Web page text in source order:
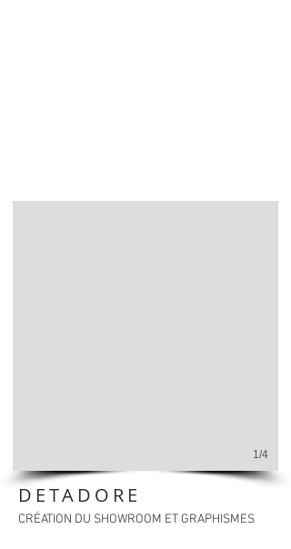
1/4
DETADORE
CRÉATION DU SHOWROOM ET GRAPHISMES